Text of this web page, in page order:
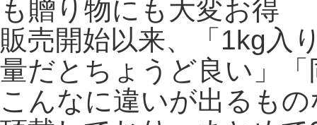
も贈り物にも大変お得
販売開始以来、「1kg入
量だとちょうど良い」
こんなに違いが出るも